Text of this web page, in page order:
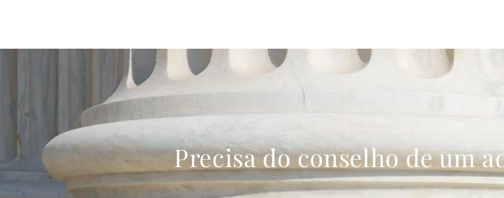
Precisa do conselho de um